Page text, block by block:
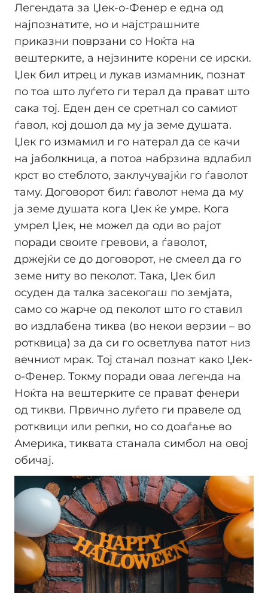
Легендата за Џек-о-Фенер е една од
најпознатите, но и најстрашните
приказни поврзани со Ноќта на
вештерките, а нејзините корени се ирски.
Џек бил итрец и лукав измамник, познат
по тоа што луѓето ги терал да прават што
сака тој. Еден ден се сретнал со самиот
ѓавол, кој дошол да му ја земе душата.
Џек го измамил и го натерал да се качи
на јаболкница, а потоа набрзина вдлабил
крст во стеблото, заклучувајќи го ѓаволот
таму. Договорот бил: ѓаволот нема да му
ја земе душата кога Џек ќе умре. Кога
умрел Џек, не можел да оди во рајот
поради своите гревови, а ѓаволот,
држејќи се до договорот, не смеел да го
земе ниту во пеколот. Така, Џек бил
осуден да талка засекогаш по земјата,
само со жарче од пеколот што го ставил
во издлабена тиква (во некои верзии – во
ротквица) за да си го осветлува патот низ
вечниот мрак. Тој станал познат како Џек-
о-Фенер. Токму поради оваа легенда на
Ноќта на вештерките се прават фенери
од тикви. Првично луѓето ги правеле од
ротквици или репки, но со доаѓање во
Америка, тиквата станала симбол на овој
обичај.